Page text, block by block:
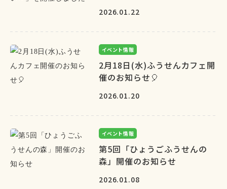
2026.01.22
イベント情報
2月18日(水)ふうせんカフェ開
催のお知らせ🎈
2026.01.20
イベント情報
第5回「ひょうごふうせんの
森」開催のお知らせ
2026.01.08